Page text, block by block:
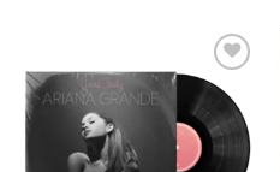
Adicionar
a lista de
desejos